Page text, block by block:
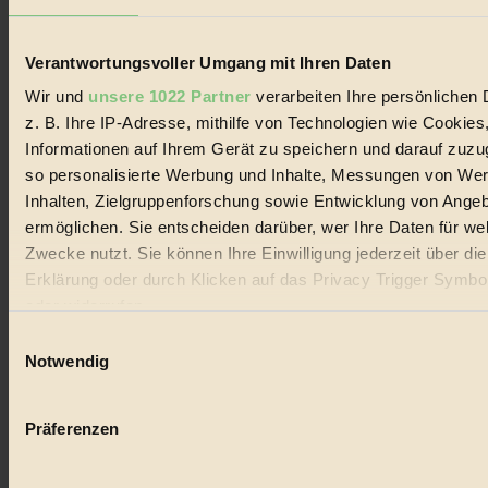
Verantwortungsvoller Umgang mit Ihren Daten
Wir und unsere 1022 Partner verarbeiten Ihre persönlichen
z. B. Ihre IP-Adresse, mithilfe von Technologien wie
Informationen auf Ihrem Gerät zu speichern und darauf
so personalisierte Werbung und Inhalte, Messungen von
Inhalten, Zielgruppenforschung sowie Entwicklung von
ermöglichen. Sie entscheiden darüber, wer Ihre Daten für
Zwecke nutzt. Sie können Ihre Einwilligung jederzeit über
Erklärung oder durch Klicken auf das Privacy Trigger
Wenn Sie es erlauben, würden wir auch gerne:
Ihr Gerät durch aktives Scannen nach bestimmten
Notwendig
Präferenzen
alternativer Energien.
Social Media
22.601 Fans auf Facebook
3.415 Follower auf Twitter
Themen
Bio